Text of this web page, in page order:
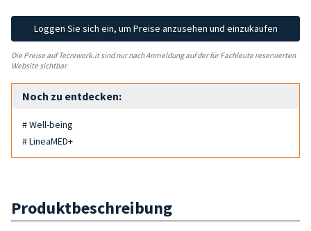
Loggen Sie sich ein, um Preise anzusehen und einzukaufen
Die Preise auf Tecniwork.it sind nur nach Anmeldung auf der für Fachleute reservierten
Website sichtbar.
Noch zu entdecken:
# Well-being
# LineaMED+
Produktbeschreibung